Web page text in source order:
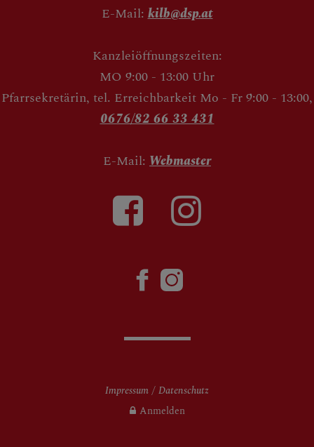
E-Mail:kilb@dsp.at
Kanzleiöffnungszeiten:
MO 9:00 - 13:00 Uhr
Pfarrsekretärin, tel. Erreichbarkeit Mo - Fr 9:00 - 13:00,
0676/82 66 33 431
E-Mail: Webmaster
Impressum
Datenschutz
Anmelden